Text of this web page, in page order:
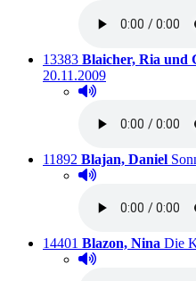
Titelnummer:
13383 von
Blaicher, Ria und
20.11.2009
Hörprobe abspielen
Hörprobe von
Titelnummer:
11892 von
Blajan, Daniel:
Hörprobe abspielen
Hörprobe von
Titelnummer:
14401 von
Blazon, Nina Die
Hörprobe abspielen
Hörprobe von